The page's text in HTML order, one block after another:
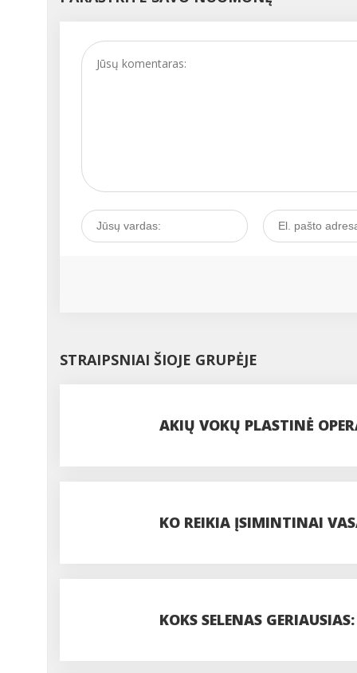
signalas. Kaip išgirsti
STRAIPSNIAI ŠIOJE GRUPĖJE
AKIŲ VOKŲ PLASTINĖ
KO REIKIA ĮSIMINTINAI
KOKS SELENAS